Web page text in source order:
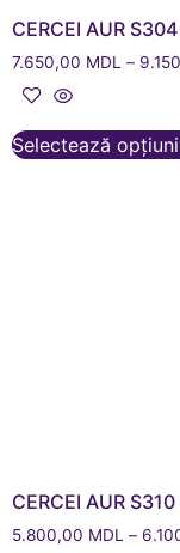
CERCEI AUR S304
7.650,00 MDL –
Selectează
CERCEI AUR S310
5.800,00 MDL –